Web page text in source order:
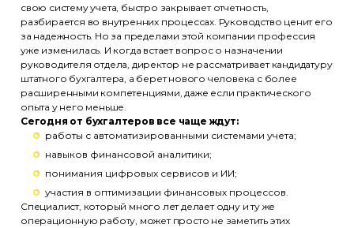
свою систему учета, быстро закрывает отчетность,
разбирается во внутренних процессах. Руководство ценит его
за надежность. Но за пределами этой компании профессия
уже изменилась. И когда встает вопрос о назначении
руководителя отдела, директор не рассматривает кандидатуру
штатного бухгалтера, а берет нового человека с более
расширенными компетенциями, даже если практического
опыта у него меньше.
Сегодня от бухгалтеров все чаще ждут:
работы с автоматизированными системами учета;
навыков финансовой аналитики;
понимания цифровых сервисов и ИИ;
участия в оптимизации финансовых процессов.
Специалист, который много лет делает одну и ту же
операционную работу, может просто не заметить этих